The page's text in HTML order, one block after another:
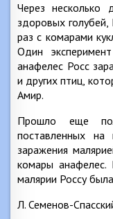
Через
здоровых
раз с комарами
Один
анафелес Росс
и других птиц,
Амир.
Прошло еще
поставленных на
заражения
комары
малярии Россу
Л. Семенов-